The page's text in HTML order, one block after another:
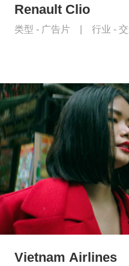
Renault Clio
类型 - 广告片 行业 -
Vietnam Airlines